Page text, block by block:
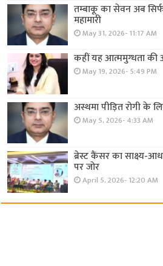
तम्बाकू का सेवन अब
महामारी
May 31, 2026- 11:17 AM
कहीं यह आत्ममुग्धता की
May 19, 2026- 5:49 PM
अस्थमा पीड़ित रोगी के
May 5, 2026- 4:33 AM
ब्रेस्ट कैंसर का साक्ष्य-
पर जोर
April 5, 2026- 12:20 AM